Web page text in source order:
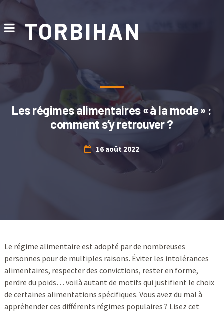
TORBIHAN
Les régimes alimentaires « à la mode » :
comment s’y retrouver ?
16 août 2022
Le régime alimentaire est adopté par de nombreuses
personnes pour de multiples raisons. Éviter les intolérances
alimentaires, respecter des convictions, rester en forme,
perdre du poids… voilà autant de motifs qui justifient le choix
de certaines alimentations spécifiques. Vous avez du mal à
appréhender ces différents régimes populaires ? Lisez cet